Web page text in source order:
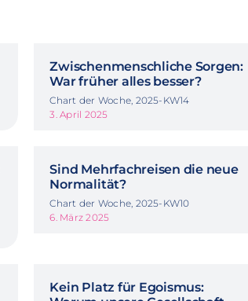
Zwischenmenschliche Sorgen:
War früher alles besser?
Chart der Woche, 2025-KW14
3. April 2025
Sind Mehrfachreisen die neue
Normalität?
Chart der Woche, 2025-KW10
6. März 2025
Kein Platz für Egoismus: